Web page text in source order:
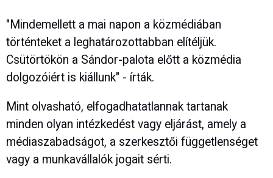
"Mindemellett a mai napon a közmédiában
történteket a leghatározottabban elítéljük.
Csütörtökön a Sándor-palota előtt a közmédia
dolgozóiért is kiállunk" - írták.
Mint olvasható, elfogadhatatlannak tartanak
minden olyan intézkedést vagy eljárást, amely a
médiaszabadságot, a szerkesztői függetlenséget
vagy a munkavállalók jogait sérti.